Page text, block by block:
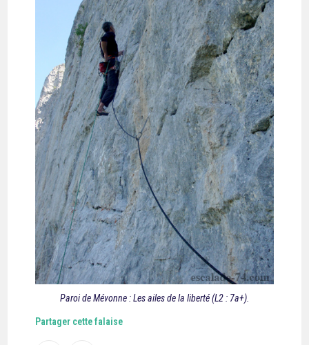
Paroi de Mévonne : Les ailes de la liberté (L2 : 7a+).
Partager cette falaise